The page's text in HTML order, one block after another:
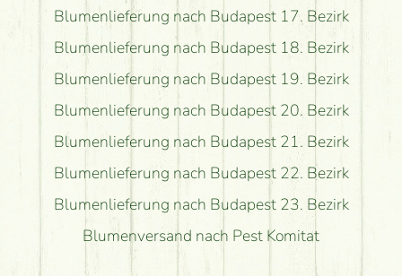
Blumenlieferung nach Budapest 17. Bezirk
Blumenlieferung nach Budapest 18. Bezirk
Blumenlieferung nach Budapest 19. Bezirk
Blumenlieferung nach Budapest 20. Bezirk
Blumenlieferung nach Budapest 21. Bezirk
Blumenlieferung nach Budapest 22. Bezirk
Blumenlieferung nach Budapest 23. Bezirk
Blumenversand nach Pest Komitat